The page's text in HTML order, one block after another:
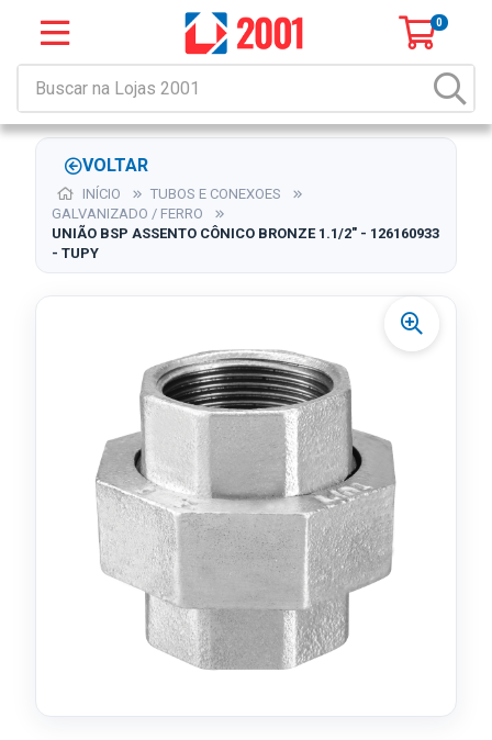
0
VOLTAR
INÍCIO
TUBOS E CONEXOES
GALVANIZADO / FERRO
UNIÃO BSP ASSENTO CÔNICO BRONZE 1.1/2" - 126160933
- TUPY